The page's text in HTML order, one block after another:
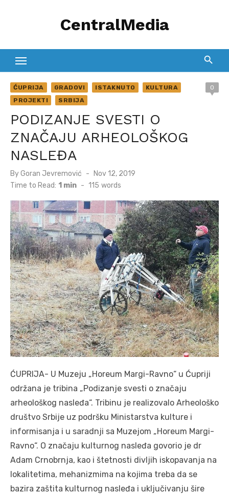
CentralMedia
ĆUPRIJA GRADOVI ISTAKNUTO
KULTURA
PROJEKTI
SRBIJA
0
PODIZANJE SVESTI O
ZNAČAJU ARHEOLOŠKOG
NASLEĐA
ByGoran Jevremović
Posted
on
Nov 12, 2019
Time to Read: 1 min - 115 words
ĆUPRIJA- U Muzeju „Horeum Margi-Ravno“ u Ćupriji
održana je tribina „Podizanje svesti o značaju
arheološkog nasleđa“. Tribinu je realizovalo Arheološko
društvo Srbije uz podršku Ministarstva kulture i
informisanja i u saradnji sa Muzejom „Horeum Margi-
Ravno“. O značaju kulturnog nasleđa govorio je dr
Adam Crnobrnja, kao i štetnosti divljih iskopavanja na
lokalitetima, mehanizmima na kojima treba da se
bazira zaštita kulturnog nasleđa i uključivanju šire